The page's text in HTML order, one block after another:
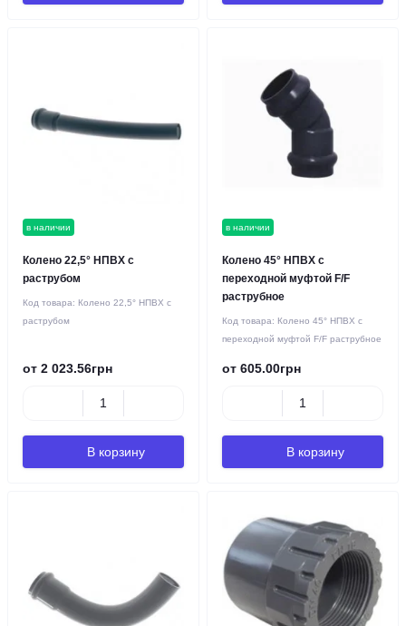
в наличии
Колено 22,5° НПВХ с
раструбом
Код товара: Колено 22,5° НПВХ с
раструбом
от 2 023.56грн
В корзину
в наличии
Колено 45° НПВХ с
переходной муфтой F/F
раструбное
Код товара: Колено 45° НПВХ с
переходной муфтой F/F раструбное
от 605.00грн
В корзину